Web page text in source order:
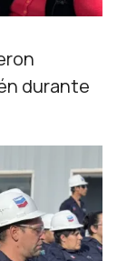
durante